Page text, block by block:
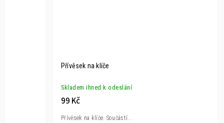
Přívěsek na klíče
Skladem ihned k odeslání
99 Kč
Přívěsek na klíče. Součástí...